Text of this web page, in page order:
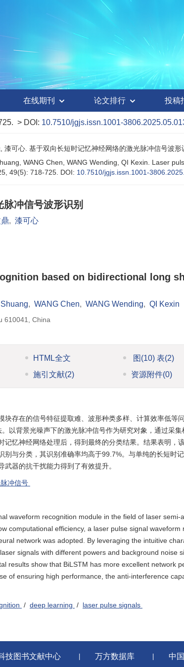
在线期刊 论文排行 投稿
> DOI: 10.7510/jgjs.issn.1001-
可心. 基于双向长短时记忆神经网络的激光脉冲信号波
WANG Chen, WANG Wending, QI Kexin. Laser
49(5): 718-725. DOI: 10.7510/jgjs.issn.1001-
冲信号波形识别
, 漆可心
based on bidirectional long
, WANG Chen, WANG Wending, QI Kexin
610041, China
HTML全文 图 (10)表(2)
施引文献(2) 资源附件(0)
块存在的信号特征提取难、波形种类多样、计算效率低等
以背景光噪声下的激光脉冲信号作为研究对象，通过采
忆神经网络处理后，得到最终的分类结果。结果表明，
与分类，其识别准确率均高于99.7%。与单纯的长短时
器的抗干扰能力得到了有效提升。
冲信号
waveform recognition module in the field of laser
computational efficiency, a laser pulse signal
network was adopted. By leveraging the intuitive
signals with different powers and background noise
results show that BiLSTM has more excellent network
of ensuring high performance, the anti-interference
/ deep learning / laser pulse signals
技图书文献中心 万方数据库 中